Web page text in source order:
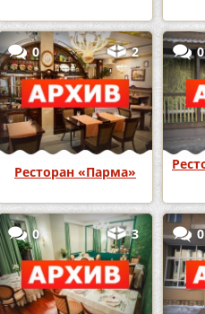
0 2
Ресторан «Парма»
0
0 3 0